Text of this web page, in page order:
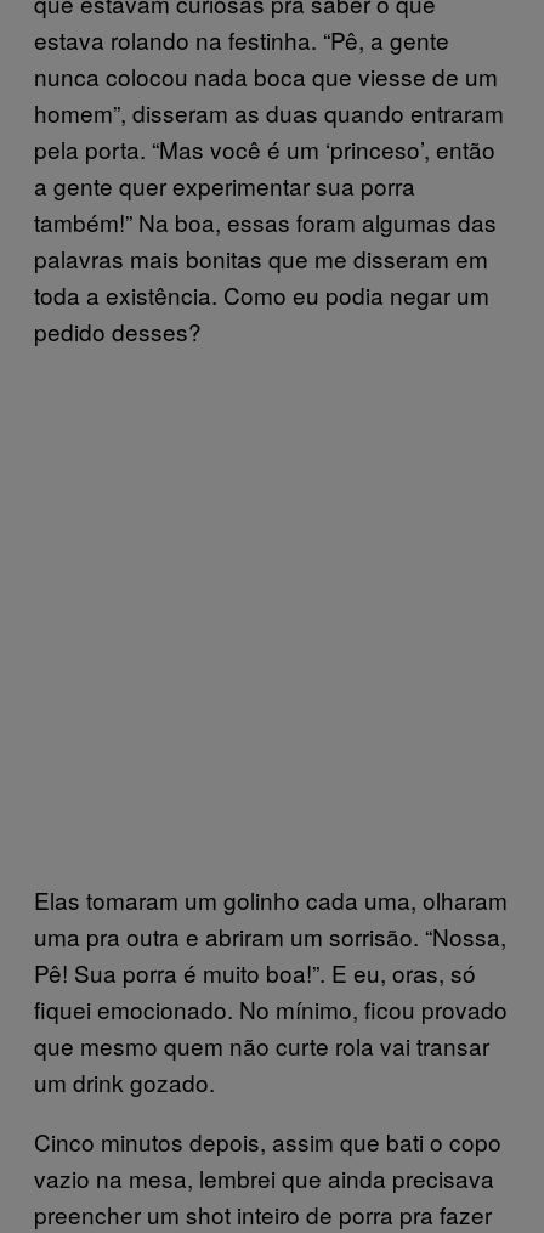
estava rolando na festinha. “Pê, a gente
nunca colocou nada boca que viesse de um
homem”, disseram as duas quando entraram
pela porta. “Mas você é um ‘princeso’, então
a gente quer experimentar sua porra
também!” Na boa, essas foram algumas das
palavras mais bonitas que me disseram em
toda a existência. Como eu podia negar um
pedido desses?
Elas tomaram um golinho cada uma, olharam
uma pra outra e abriram um sorrisão. “Nossa,
Pê! Sua porra é muito boa!”. E eu, oras, só
fiquei emocionado. No mínimo, ficou provado
que mesmo quem não curte rola vai transar
um drink gozado.
Cinco minutos depois, assim que bati o copo
vazio na mesa, lembrei que ainda precisava
preencher um shot inteiro de porra pra fazer